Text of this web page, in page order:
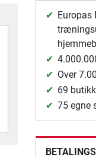
Europas
Over
69
75 egne